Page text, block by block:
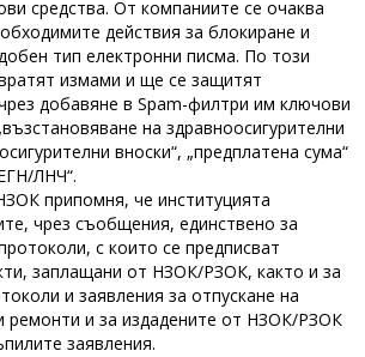
средства. От компаниите се очаква
действия за блокиране и
тип електронни писма. По този
измами и ще се защитят
добавяне в Spam-филтри им ключови
на здравноосигурителни
вноски“, „предплатена сума“
ЛНЧ“.
припомня, че институцията
чрез съобщения, единствено за
с които се предписват
заплащани от НЗОК/РЗОК, както и за
и заявления за отпускане на
ремонти и за издадените от НЗОК/РЗОК
заявления.